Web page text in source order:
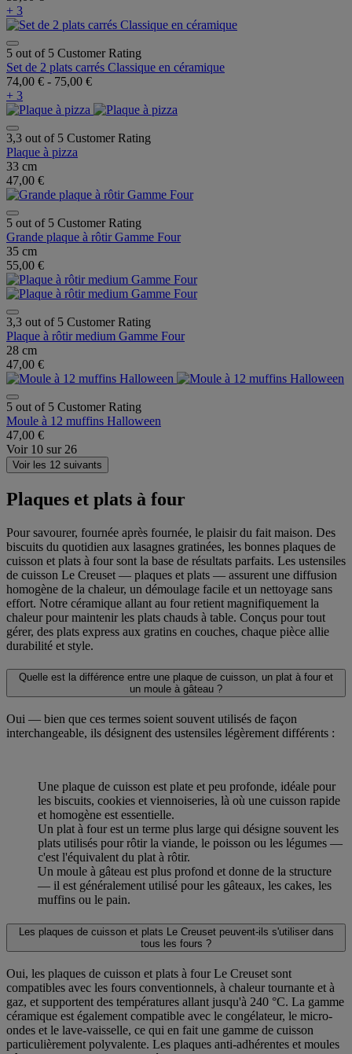
+ 3
5 out of 5 Customer Rating
Set de 2 plats carrés Classique en céramique
74,00 € - 75,00 €
+ 3
3,3 out of 5 Customer Rating
Plaque à pizza
33 cm
47,00 €
5 out of 5 Customer Rating
Grande plaque à rôtir Gamme Four
35 cm
55,00 €
3,3 out of 5 Customer Rating
Plaque à rôtir medium Gamme Four
28 cm
47,00 €
5 out of 5 Customer Rating
Moule à 12 muffins Halloween
47,00 €
Voir 10 sur 26
Voir les 12 suivants
Plaques et plats à four
Pour savourer, fournée après fournée, le plaisir du fait maison. Des
biscuits du quotidien aux lasagnes gratinées, les bonnes plaques de
cuisson et plats à four sont la base de résultats parfaits. Les ustensiles
de cuisson Le Creuset — plaques et plats — assurent une diffusion
homogène de la chaleur, un démoulage facile et un nettoyage sans
effort. Notre céramique allant au four retient magnifiquement la
chaleur pour maintenir les plats chauds à table. Conçus pour tout
gérer, des plats express aux gratins en couches, chaque pièce allie
durabilité et style.
Quelle est la différence entre une plaque de cuisson, un plat à four et
un moule à gâteau ?
Oui — bien que ces termes soient souvent utilisés de façon
interchangeable, ils désignent des ustensiles légèrement différents :
Une plaque de cuisson est plate et peu profonde, idéale pour
les biscuits, cookies et viennoiseries, là où une cuisson rapide
et homogène est essentielle.
Un plat à four est un terme plus large qui désigne souvent les
plats utilisés pour rôtir la viande, le poisson ou les légumes —
c'est l'équivalent du plat à rôtir.
Un moule à gâteau est plus profond et donne de la structure
— il est généralement utilisé pour les gâteaux, les cakes, les
muffins ou le pain.
Les plaques de cuisson et plats Le Creuset peuvent-ils s'utiliser dans
tous les fours ?
Oui, les plaques de cuisson et plats à four Le Creuset sont
compatibles avec les fours conventionnels, à chaleur tournante et à
gaz, et supportent des températures allant jusqu'à 240 °C. La gamme
céramique est également compatible avec le congélateur, le micro-
ondes et le lave-vaisselle, ce qui en fait une gamme de cuisson
particulièrement polyvalente. Les plaques anti-adhérentes et moules